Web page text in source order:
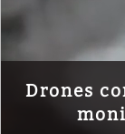
Drones